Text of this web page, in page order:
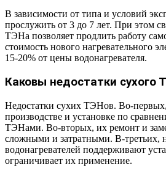
В зависимости от типа и условий
прослужить от 3 до 7 лет. При этом
ТЭНа позволяет продлить работу
стоимость нового нагревательного
15-20% от цены водонагревателя.
Каковы недостатки сухого
Недостатки сухих ТЭНов. Во-
производстве и установке по
ТЭНами. Во-вторых, их ремонт и
сложными и затратными. В-третьих,
водонагревателей поддерживают
ограничивает их применение.